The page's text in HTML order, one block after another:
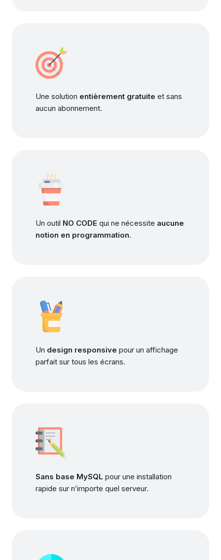
Une solution entièrement gratuite et sans
aucun abonnement.
Un outil NO CODE qui ne nécessite aucune
notion en programmation.
Un design responsive pour un affichage
parfait sur tous les écrans.
Sans base MySQL pour une installation
rapide sur n’importe quel serveur.